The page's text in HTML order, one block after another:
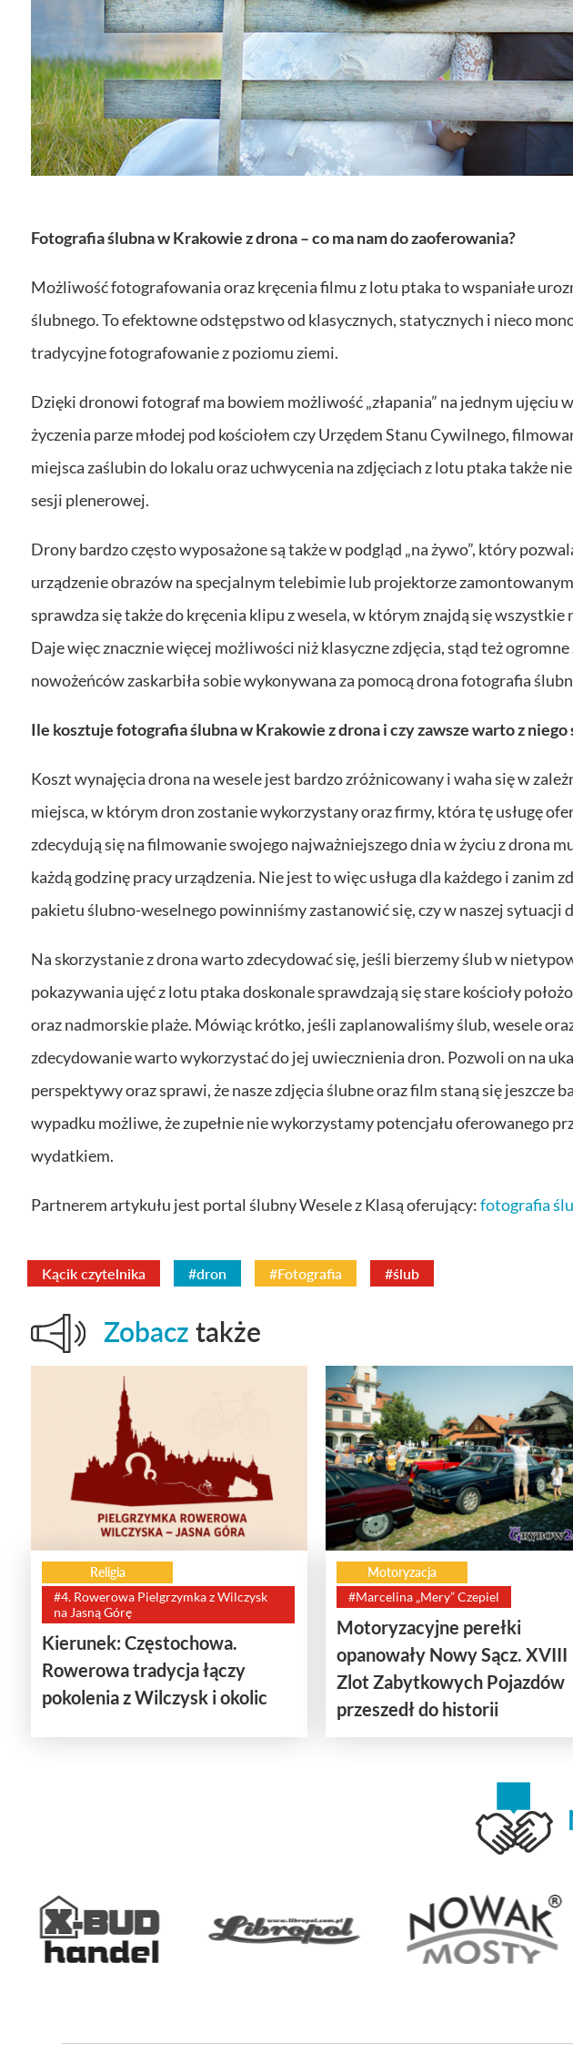
Fotografia ślubna w Krakowie z drona – co ma nam do zaoferowania?
Możliwość fotografowania oraz kręcenia filmu z lotu ptaka to wspaniałe
ślubnego. To efektowne odstępstwo od klasycznych, statycznych i nieco
tradycyjne fotografowanie z poziomu ziemi.
Dzięki dronowi fotograf ma bowiem możliwość „złapania” na jednym ujęciu
życzenia parze młodej pod kościołem czy Urzędem Stanu Cywilnego,
miejsca zaślubin do lokalu oraz uchwycenia na zdjęciach z lotu ptaka także
sesji plenerowej.
Drony bardzo często wyposażone są także w podgląd „na żywo”, który
urządzenie obrazów na specjalnym telebimie lub projektorze
sprawdza się także do kręcenia klipu z wesela, w którym znajdą się
Daje więc znacznie więcej możliwości niż klasyczne zdjęcia, stąd też
nowożeńców zaskarbiła sobie wykonywana za pomocą drona fotografia
Ile kosztuje fotografia ślubna w Krakowie z drona i czy zawsze warto z niego
Koszt wynajęcia drona na wesele jest bardzo zróżnicowany i waha się w
miejsca, w którym dron zostanie wykorzystany oraz firmy, która tę usługę
zdecydują się na filmowanie swojego najważniejszego dnia w życiu z drona
każdą godzinę pracy urządzenia. Nie jest to więc usługa dla każdego i zanim
pakietu ślubno-weselnego powinniśmy zastanowić się, czy w naszej sytuacji
Na skorzystanie z drona warto zdecydować się, jeśli bierzemy ślub w
pokazywania ujęć z lotu ptaka doskonale sprawdzają się stare kościoły
oraz nadmorskie plaże. Mówiąc krótko, jeśli zaplanowaliśmy ślub, wesele
zdecydowanie warto wykorzystać do jej uwiecznienia dron. Pozwoli on na
perspektywy oraz sprawi, że nasze zdjęcia ślubne oraz film staną się jeszcze
wypadku możliwe, że zupełnie nie wykorzystamy potencjału oferowanego
wydatkiem.
Partnerem artykułu jest portal ślubny Wesele z Klasą oferujący:fotografia
Kącik czytelnika #dron #Fotografia #ślub
Zobacz także
Religia
#4. Rowerowa Pielgrzymka z Wilczysk
na Jasną Górę
Kierunek: Częstochowa.
Rowerowa tradycja łączy
pokolenia z Wilczysk i okolic
Motoryzacja
#Marcelina „Mery” Czepiel
Motoryzacyjne perełki
opanowały Nowy Sącz. XVIII
Zlot Zabytkowych Pojazdów
przeszedł do historii